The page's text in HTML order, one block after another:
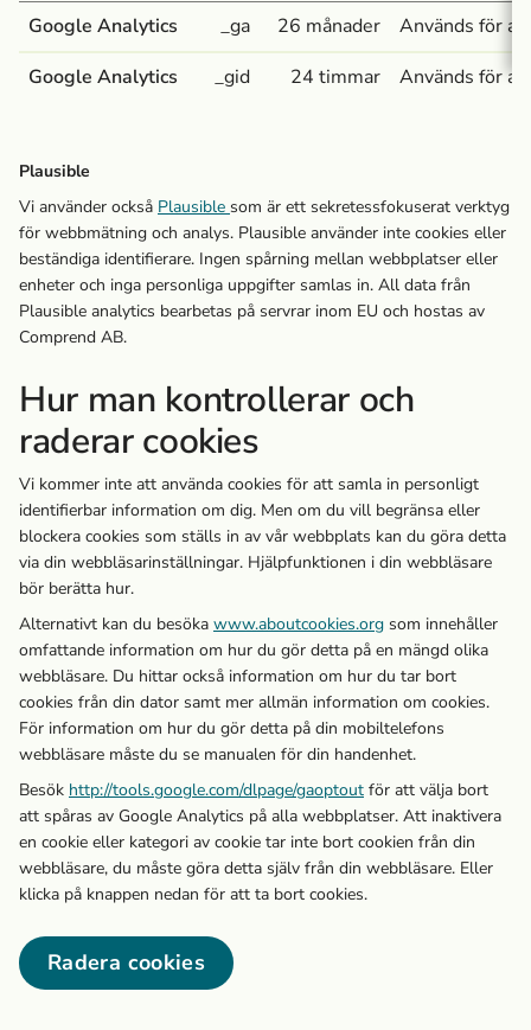
Google Analytics
_ga 26 månader
Används för
Google Analytics
_gid 24 timmar Används för
Plausible
Vi använder också Plausible som är ett sekretessfokuserat verktyg
för webbmätning och analys. Plausible använder inte cookies eller
beständiga identifierare. Ingen spårning mellan webbplatser eller
enheter och inga personliga uppgifter samlas in. All data från
Plausible analytics bearbetas på servrar inom EU och hostas av
Comprend AB.
Hur man kontrollerar och
raderar cookies
Vi kommer inte att använda cookies för att samla in personligt
identifierbar information om dig. Men om du vill begränsa eller
blockera cookies som ställs in av vår webbplats kan du göra detta
via din webbläsarinställningar. Hjälpfunktionen i din webbläsare
bör berätta hur.
Alternativt kan du besöka www.aboutcookies.org som innehåller
omfattande information om hur du gör detta på en mängd olika
webbläsare. Du hittar också information om hur du tar bort
cookies från din dator samt mer allmän information om cookies.
För information om hur du gör detta på din mobiltelefons
webbläsare måste du se manualen för din handenhet.
Besök http://tools.google.com/dlpage/gaoptout för att välja bort
att spåras av Google Analytics på alla webbplatser. Att inaktivera
en cookie eller kategori av cookie tar inte bort cookien från din
webbläsare, du måste göra detta själv från din webbläsare. Eller
klicka på knappen nedan för att ta bort cookies.
Radera cookies